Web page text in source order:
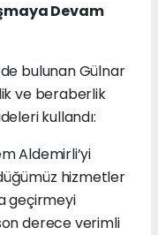
Devam
bulunan Gülnar
ve beraberlik
kullandı:
Aldemirli’yi
hizmetler
geçirmeyi
derece verimli